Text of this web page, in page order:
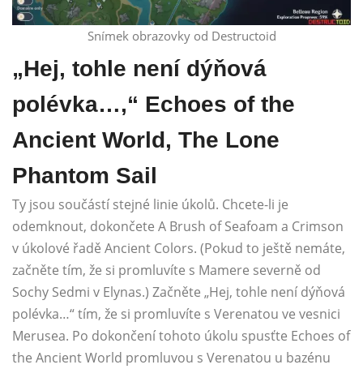
Snímek obrazovky od Destructoid
„Hej, tohle není dýňová
polévka…,“ Echoes of the
Ancient World, The Lone
Phantom Sail
Ty jsou součástí stejné linie úkolů. Chcete-li je
odemknout, dokončete A Brush of Seafoam a Crimson
v úkolové řadě Ancient Colors. (Pokud to ještě nemáte,
začněte tím, že si promluvíte s Mamere severně od
Sochy Sedmi v Elynas.) Začněte „Hej, tohle není dýňová
polévka…“ tím, že si promluvíte s Verenatou ve vesnici
Merusea. Po dokončení tohoto úkolu spusťte Echoes of
the Ancient World promluvou s Verenatou u bazénu